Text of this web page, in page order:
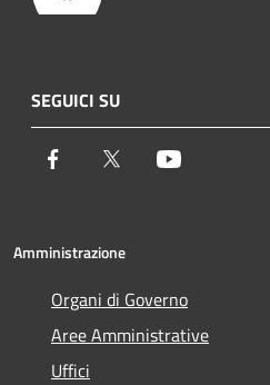
SEGUICI SU
Facebook Twitter
Amministrazione
Organi di Governo
Aree Amministrative
Uffici